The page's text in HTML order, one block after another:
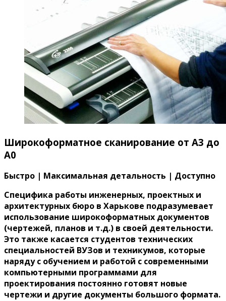
Широкоформатное сканирование от A3 до
A0
Быстро | Максимальная детальность | Доступно
Специфика работы инженерных, проектных и
архитектурных бюро в Харькове подразумевает
использование широкоформатных документов
(чертежей, планов и т.д.) в своей деятельности.
Это также касается студентов технических
специальностей ВУЗов и техникумов, которые
наряду с обучением и работой с современными
компьютерными программами для
проектирования постоянно готовят новые
чертежи и другие документы большого формата.